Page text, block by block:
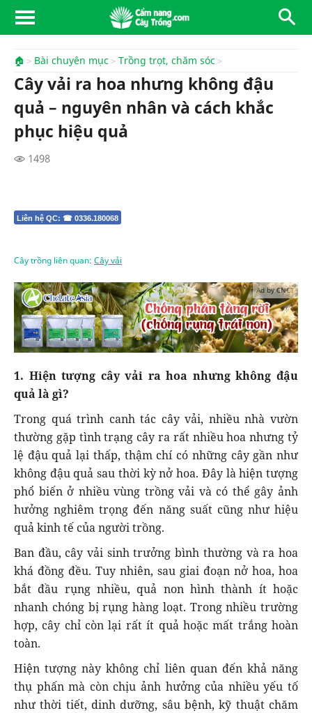
🏠 Bài chuyên mục Trồng trọt, chăm sóc
Cây vải ra hoa nhưng không đậu
quả – nguyên nhân và cách khắc
phục hiệu quả
1498
Liên hệ QC: ☎ 0336.180068
Cây trồng liên quan: Cây vải
Ad by CNCT
1. Hiện tượng cây vải ra hoa nhưng không đậu
quả là gì?
Trong quá trình canh tác cây vải, nhiều nhà vườn
thường gặp tình trạng cây ra rất nhiều hoa nhưng tỷ
lệ đậu quả lại thấp, thậm chí có những cây gần như
không đậu quả sau thời kỳ nở hoa. Đây là hiện tượng
phổ biến ở nhiều vùng trồng vải và có thể gây ảnh
hưởng nghiêm trọng đến năng suất cũng như hiệu
quả kinh tế của người trồng.
Ban đầu, cây vải sinh trưởng bình thường và ra hoa
khá đồng đều. Tuy nhiên, sau giai đoạn nở hoa, hoa
bắt đầu rụng nhiều, quả non hình thành ít hoặc
nhanh chóng bị rụng hàng loạt. Trong nhiều trường
hợp, cây chỉ còn lại rất ít quả hoặc mất trắng hoàn
toàn.
Hiện tượng này không chỉ liên quan đến khả năng
thụ phấn mà còn chịu ảnh hưởng của nhiều yếu tố
như thời tiết, dinh dưỡng, sâu bệnh, kỹ thuật chăm